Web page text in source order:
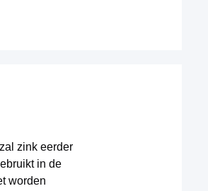
zink eerder
in de
worden